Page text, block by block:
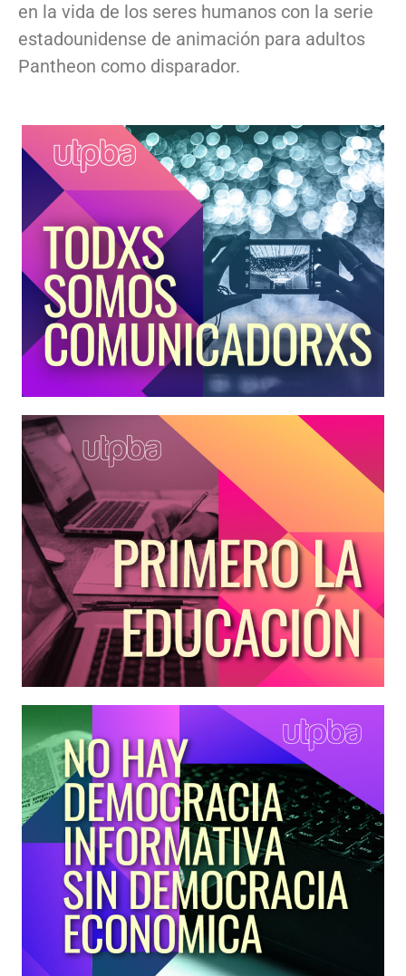
en la vida de los seres humanos con la serie
estadounidense de animación para adultos
Pantheon como disparador.